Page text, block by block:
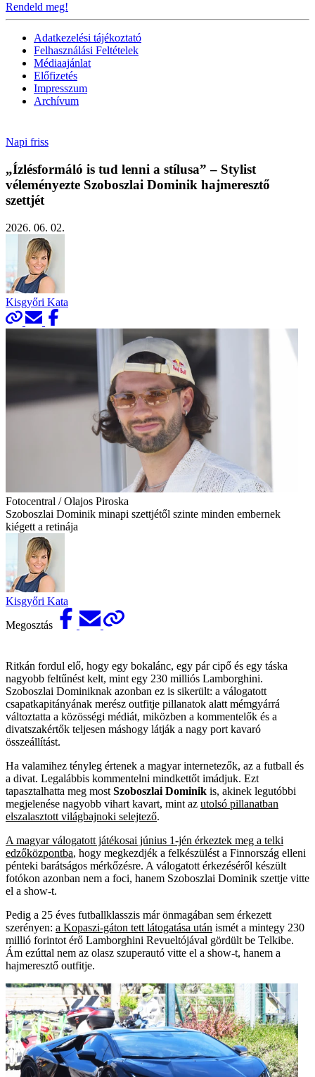
Rendeld meg!
Adatkezelési tájékoztató
Felhasználási Feltételek
Médiaajánlat
Előfizetés
Impresszum
Archívum
Napi friss
„Ízlésformáló is tud lenni a stílusa” – Stylist
véleményezte Szoboszlai Dominik hajmeresztő
szettjét
2026. 06. 02.
Kisgyőri Kata
Fotocentral / Olajos Piroska
Szoboszlai Dominik minapi szettjétől szinte minden embernek
kiégett a retinája
Kisgyőri Kata
Megosztás
Ritkán fordul elő, hogy egy bokalánc, egy pár cipő és egy táska
nagyobb feltűnést kelt, mint egy 230 milliós Lamborghini.
Szoboszlai Dominiknak azonban ez is sikerült: a válogatott
csapatkapitányának merész outfitje pillanatok alatt mémgyárrá
változtatta a közösségi médiát, miközben a kommentelők és a
divatszakértők teljesen máshogy látják a nagy port kavaró
összeállítást.
Ha valamihez tényleg értenek a magyar internetezők, az a futball és
a divat. Legalábbis kommentelni mindkettőt imádjuk. Ezt
tapasztalhatta meg most Szoboszlai Dominik is, akinek legutóbbi
megjelenése nagyobb vihart kavart, mint az utolsó pillanatban
elszalasztott világbajnoki selejtező.
A magyar válogatott játékosai június 1-jén érkeztek meg a telki
edzőközpontba, hogy megkezdjék a felkészülést a Finnország elleni
pénteki barátságos mérkőzésre. A válogatott érkezéséről készült
fotókon azonban nem a foci, hanem Szoboszlai Dominik szettje vitte
el a show-t.
Pedig a 25 éves futballklasszis már önmagában sem érkezett
szerényen: a Kopaszi-gáton tett látogatása után ismét a mintegy 230
millió forintot érő Lamborghini Revueltójával gördült be Telkibe.
Ám ezúttal nem az olasz szuperautó vitte el a show-t, hanem a
hajmeresztő outfitje.